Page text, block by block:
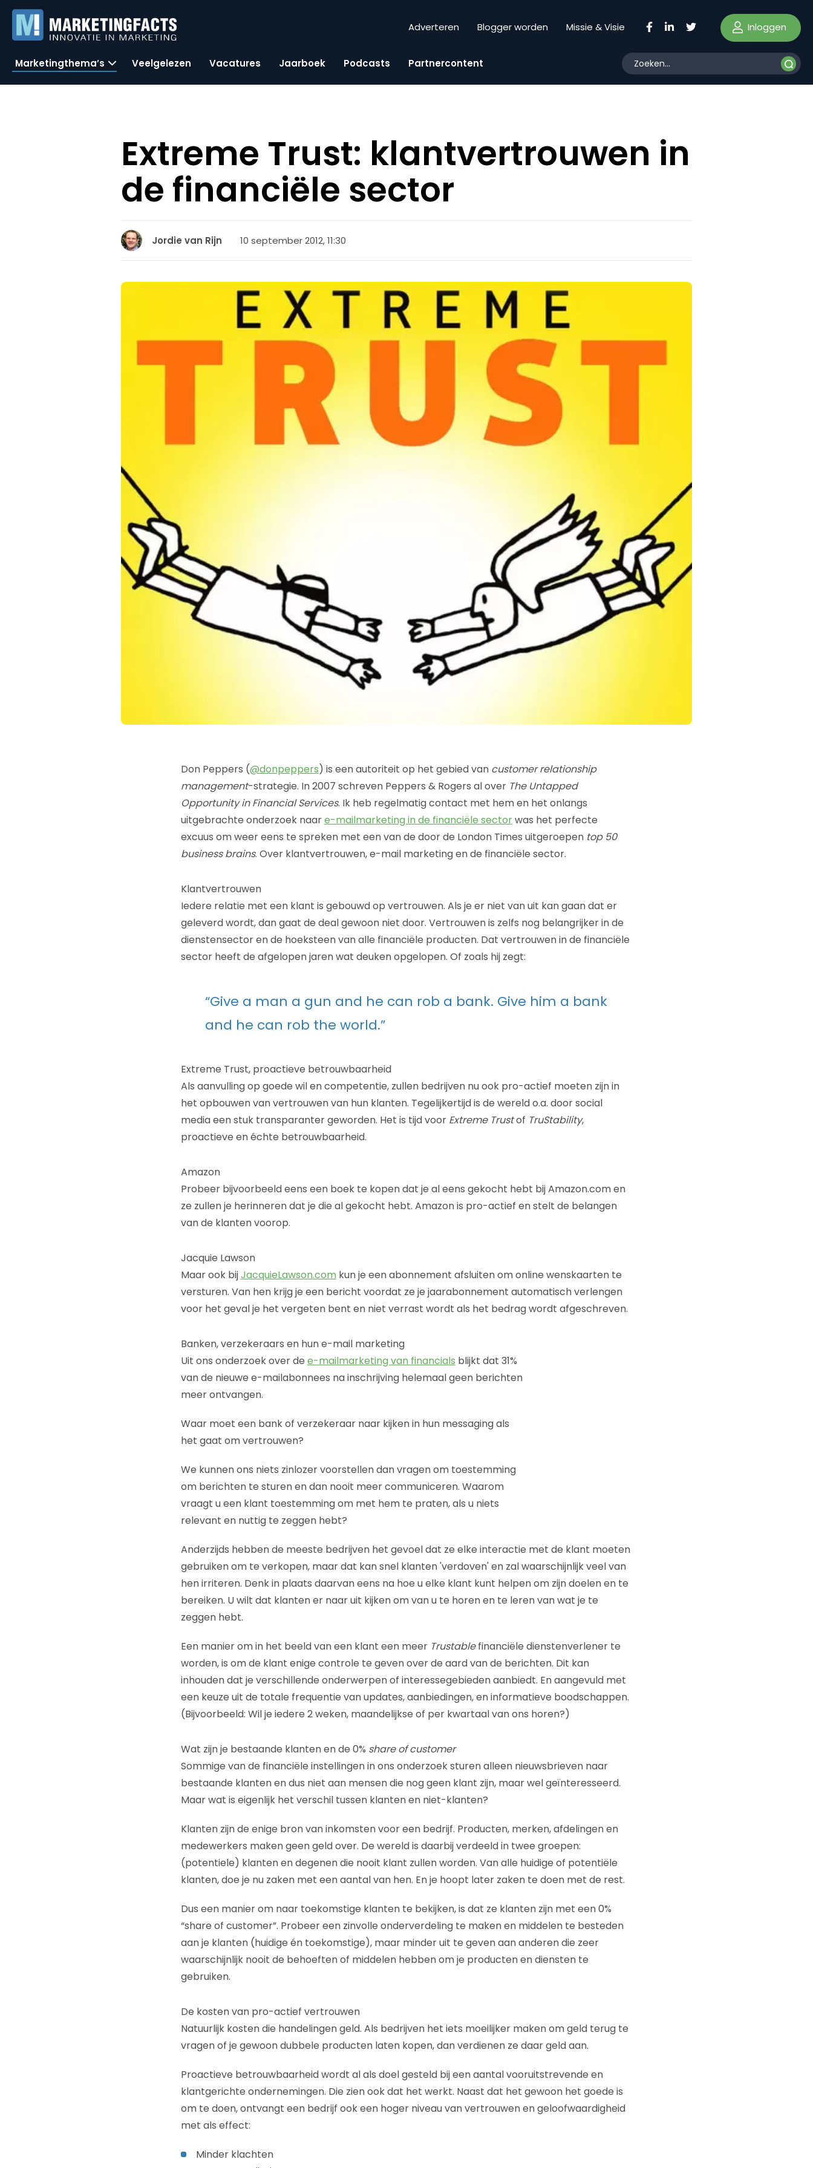
Adverteren Blogger worden Missie & Visie Inloggen
Marketingthema’s Veelgelezen Vacatures Jaarboek Podcasts Partnercontent
Extreme Trust: klantvertrouwen in
de financiële sector
Jordie van Rijn 10 september 2012, 11:30
Don Peppers (@donpeppers) is een autoriteit op het gebied van customer relationship
management-strategie. In 2007 schreven Peppers & Rogers al over The Untapped
Opportunity in Financial Services. Ik heb regelmatig contact met hem en het onlangs
uitgebrachte onderzoek naare-mailmarketing in de financiële sectorwas het perfecte
excuus om weer eens te spreken met een van de door de London Times uitgeroepen top 50
business brains. Over klantvertrouwen, e-mail marketing en de financiële sector.
Klantvertrouwen
Iedere relatie met een klant is gebouwd op vertrouwen. Als je er niet van uit kan gaan dat er
geleverd wordt, dan gaat de deal gewoon niet door. Vertrouwen is zelfs nog belangrijker in de
dienstensector en de hoeksteen van alle financiële producten. Dat vertrouwen in de financiële
sector heeft de afgelopen jaren wat deuken opgelopen. Of zoals hij zegt:
“Give a man a gun and he can rob a bank. Give him a bank
and he can rob the world.”
Extreme Trust, proactieve betrouwbaarheid
Als aanvulling op goede wil en competentie, zullen bedrijven nu ook pro-actief moeten zijn in
het opbouwen van vertrouwen van hun klanten. Tegelijkertijd is de wereld o.a. door social
media een stuk transparanter geworden. Het is tijd voor Extreme Trustof TruStability,
proactieve en échte betrouwbaarheid.
Amazon
Probeer bijvoorbeeld eens een boek te kopen dat je al eens gekocht hebt bij Amazon.com en
ze zullen je herinneren dat je die al gekocht hebt. Amazon is pro-actief en stelt de belangen
van de klanten voorop.
Jacquie Lawson
Maar ook bijJacquieLawson.com kun je een abonnement afsluiten om online wenskaarten te
versturen. Van hen krijg je een bericht voordat ze je jaarabonnement automatisch verlengen
voor het geval je het vergeten bent en niet verrast wordt als het bedrag wordt afgeschreven.
Banken, verzekeraars en hun e-mail marketing
Uit ons onderzoek over de e-mailmarketing van financials blijkt dat 31%
van de nieuwe e-mailabonnees na inschrijving helemaal geen berichten
meer ontvangen.
Waar moet een bank of verzekeraar naar kijken in hun messaging als
het gaat om vertrouwen?
We kunnen ons niets zinlozer voorstellen dan vragen om toestemming
om berichten te sturen en dan nooit meer communiceren. Waarom
vraagt u een klant toestemming om met hem te praten, als u niets
relevant en nuttig te zeggen hebt?
Anderzijds hebben de meeste bedrijven het gevoel dat ze elke interactie met de klant moeten
gebruiken om te verkopen, maar dat kan snel klanten 'verdoven' en zal waarschijnlijk veel van
hen irriteren. Denk in plaats daarvan eens na hoe u elke klant kunt helpen om zijn doelen en te
bereiken. U wilt dat klanten er naar uit kijken om van u te horen en te leren van wat je te
zeggen hebt.
Een manier om in het beeld van een klant een meer Trustablefinanciële dienstenverlener te
worden, is om de klant enige controle te geven over de aard van de berichten. Dit kan
inhouden dat je verschillende onderwerpen of interessegebieden aanbiedt. En aangevuld met
een keuze uit de totale frequentie van updates, aanbiedingen, en informatieve boodschappen.
(Bijvoorbeeld: Wil je iedere 2 weken, maandelijkse of per kwartaal van ons horen?)
Wat zijn je bestaande klanten en de 0% share of customer
Sommige van de financiële instellingen in ons onderzoek sturen alleen nieuwsbrieven naar
bestaande klanten en dus niet aan mensen die nog geen klant zijn, maar wel geïnteresseerd.
Maar wat is eigenlijk het verschil tussen klanten en niet-klanten?
Klanten zijn de enige bron van inkomsten voor een bedrijf. Producten, merken, afdelingen en
medewerkers maken geen geld over. De wereld is daarbij verdeeld in twee groepen:
(potentiele) klanten en degenen die nooit klant zullen worden. Van alle huidige of potentiële
klanten, doe je nu zaken met een aantal van hen. En je hoopt later zaken te doen met de rest.
Dus een manier om naar toekomstige klanten te bekijken, is dat ze klanten zijn met een 0%
“share of customer”. Probeer een zinvolle onderverdeling te maken en middelen te besteden
aan je klanten (huidige én toekomstige), maar minder uit te geven aan anderen die zeer
waarschijnlijk nooit de behoeften of middelen hebben om je producten en diensten te
gebruiken.
De kosten van pro-actief vertrouwen
Natuurlijk kosten die handelingen geld. Als bedrijven het iets moeilijker maken om geld terug te
vragen of je gewoon dubbele producten laten kopen, dan verdienen ze daar geld aan.
Proactieve betrouwbaarheid wordt al als doel gesteld bij een aantal vooruitstrevende en
klantgerichte ondernemingen. Die zien ook dat het werkt. Naast dat het gewoon het goede is
om te doen, ontvangt een bedrijf ook een hoger niveau van vertrouwen en geloofwaardigheid
met als effect:
Minder klachten